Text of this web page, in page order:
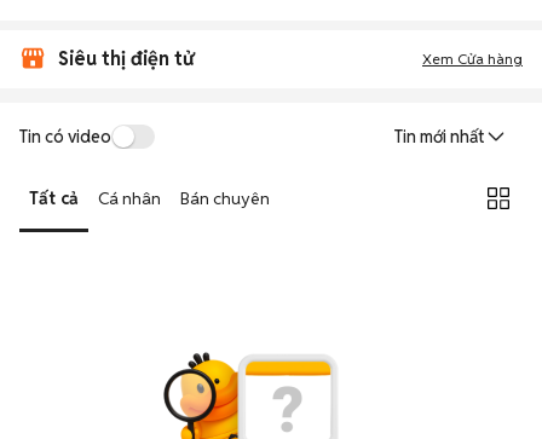
Siêu thị điện tử Xem Cửa hàng
Tin có video Tin mới nhất
Tất cả Cá nhân Bán chuyên